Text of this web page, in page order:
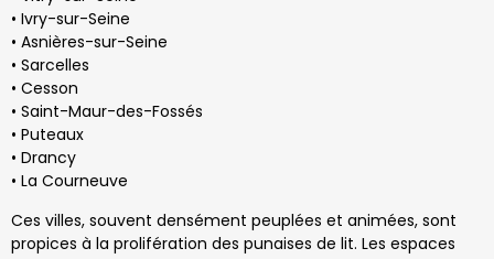
• Ivry-sur-Seine
• Asnières-sur-Seine
• Sarcelles
• Cesson
• Saint-Maur-des-Fossés
• Puteaux
• Drancy
• La Courneuve
Ces villes, souvent densément peuplées et animées, sont
propices à la prolifération des punaises de lit. Les espaces